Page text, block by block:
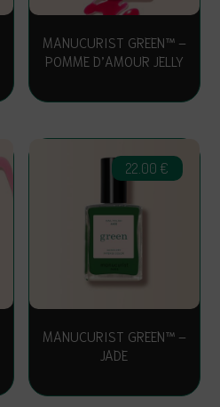
MANUCURIST GREEN™ –
POMME D’AMOUR JELLY
MANUCURIST GREEN™ –
JADE
22.00 €